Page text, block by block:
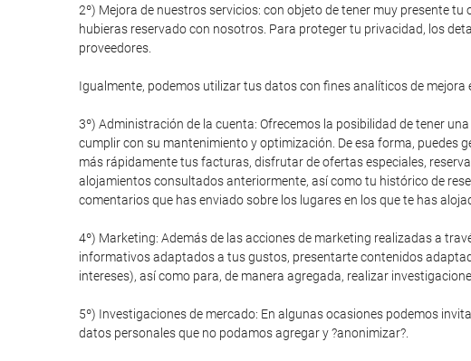
2º) Mejora de nuestros servicios: con objeto de tener muy presente
hubieras reservado con nosotros. Para proteger tu privacidad, los
proveedores.
Igualmente, podemos utilizar tus datos con fines analíticos de
3º) Administración de la cuenta: Ofrecemos la posibilidad de tener
cumplir con su mantenimiento y optimización. De esa forma, puedes
más rápidamente tus facturas, disfrutar de ofertas especiales,
alojamientos consultados anteriormente, así como tu histórico de
comentarios que has enviado sobre los lugares en los que te has
4º) Marketing: Además de las acciones de marketing realizadas a
informativos adaptados a tus gustos, presentarte contenidos
intereses), así como para, de manera agregada, realizar
5º) Investigaciones de mercado: En algunas ocasiones podemos
datos personales que no podamos agregar y ?anonimizar?.